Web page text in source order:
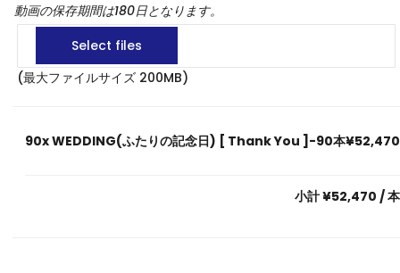
動画の保存期間は180日となります。
(最大ファイルサイズ 200MB)
90xWEDDING(ふたりの記念日) [ Thank You ]-90本¥52,470
小計¥52,470 / 本